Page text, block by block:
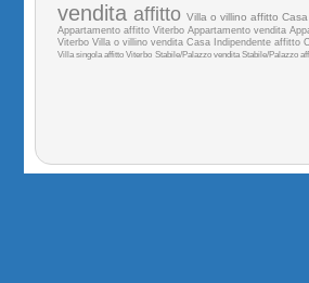
vendita affitto Villa o villino affitto
Appartamento affitto Viterbo Appartamento vendita
Viterbo Villa o villino vendita Casa Indipendente affitto
Villa singola affitto Viterbo Stabile/Palazzo venditaStabile/Palazzo